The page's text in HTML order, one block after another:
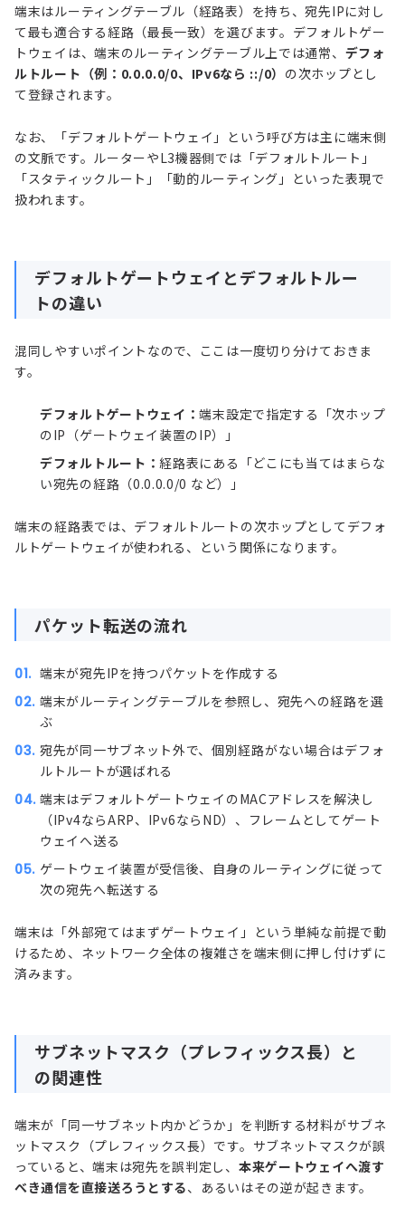
端末はルーティングテーブル（経路表）を持ち、宛先IPに対し
て最も適合する経路（最長一致）を選びます。デフォルトゲー
トウェイは、端末のルーティングテーブル上では通常、 デフォ
ルトルート（例：0.0.0.0/0、IPv6なら ::/0） の次ホップとし
て登録されます。
なお、「デフォルトゲートウェイ」という呼び方は主に端末側
の文脈です。ルーターやL3機器側では「デフォルトルート」
「スタティックルート」「動的ルーティング」といった表現で
扱われます。
デフォルトゲートウェイとデフォルトルー
トの違い
混同しやすいポイントなので、ここは一度切り分けておきま
す。
デフォルトゲートウェイ：端末設定で指定する「次ホップ
のIP（ゲートウェイ装置のIP）」
デフォルトルート：経路表にある「どこにも当てはまらな
い宛先の経路（0.0.0.0/0 など）」
端末の経路表では、デフォルトルートの次ホップとしてデフォ
ルトゲートウェイが使われる、という関係になります。
パケット転送の流れ
端末が宛先IPを持つパケットを作成する
端末がルーティングテーブルを参照し、宛先への経路を選
ぶ
宛先が同一サブネット外で、個別経路がない場合はデフォ
ルトルートが選ばれる
端末はデフォルトゲートウェイのMACアドレスを解決し
（IPv4ならARP、IPv6ならND）、フレームとしてゲート
ウェイへ送る
ゲートウェイ装置が受信後、自身のルーティングに従って
次の宛先へ転送する
端末は「外部宛てはまずゲートウェイ」という単純な前提で動
けるため、ネットワーク全体の複雑さを端末側に押し付けずに
済みます。
サブネットマスク（プレフィックス長）と
の関連性
端末が「同一サブネット内かどうか」を判断する材料がサブネ
ットマスク（プレフィックス長）です。サブネットマスクが誤
っていると、端末は宛先を誤判定し、 本来ゲートウェイへ渡す
べき通信を直接送ろうとする、あるいはその逆が起きます。